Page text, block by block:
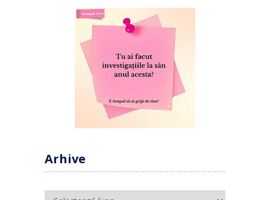
Arhive
Arhive